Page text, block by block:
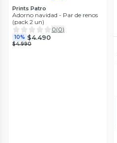
Prints Patro
Adorno navidad - Par de renos
(pack 2 un)
0(0)
10% $4.490
$4.990